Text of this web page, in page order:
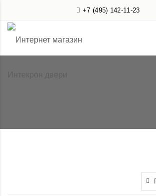
+7 (495) 142-11-23